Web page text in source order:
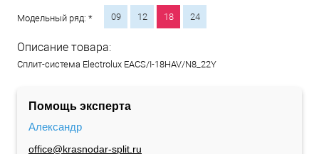
Модельный ряд: * 09 12 18 24
Описание товара:
Сплит-система Electrolux EACS/I-18HAV/N8_22Y
Помощь эксперта
Александр
office@krasnodar-split.ru